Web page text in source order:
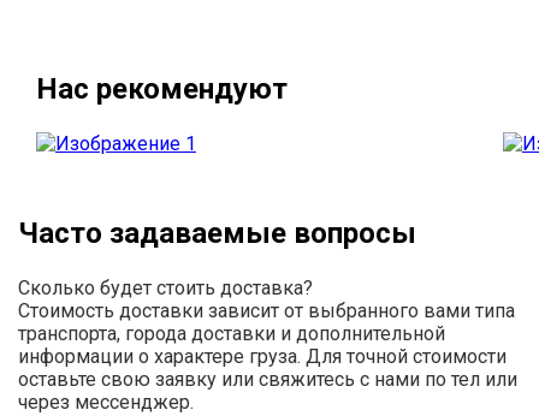
Нас рекомендуют
Часто задаваемые вопросы
Сколько будет стоить доставка?
Стоимость доставки зависит от выбранного вами типа
транспорта, города доставки и дополнительной
информации о характере груза. Для точной стоимости
оставьте свою заявку или свяжитесь с нами по тел или
через мессенджер.